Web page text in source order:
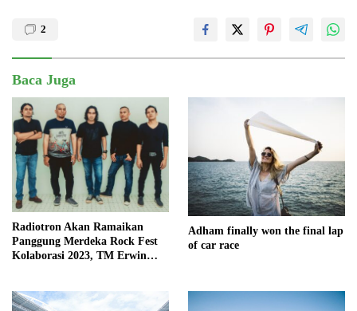
2
Baca Juga
Radiotron Akan Ramaikan
Panggung Merdeka Rock Fest
Kolaborasi 2023, TM Erwin
Adham finally won the final lap
of car race